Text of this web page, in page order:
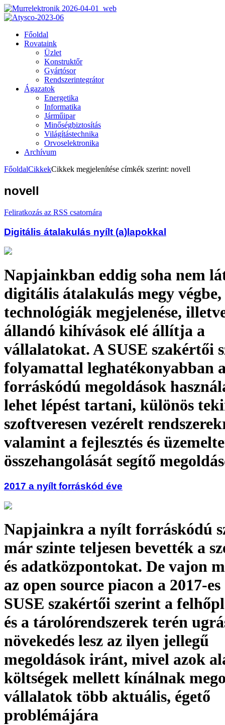
Főoldal
Rovataink
Üzlet
Konstruktőr
Gyártósor
Rendszerintegrátor
Ágazatok
Energetika
Informatika
Járműipar
Minőségbiztosítás
Világítástechnika
Orvoselektronika
Archívum
FőoldalCikkekCikkek megjelenítése címkék szerint: novell
novell
Feliratkozás az RSS csatornára
Digitális átalakulás nyílt (a)lapokkal
Napjainkban eddig soha nem
digitális átalakulás megy végbe,
technológiák megjelenése,
állandó kihívások elé állítja a
vállalatokat. A SUSE szakértői
folyamattal leghatékonyabban
forráskódú megoldások
lehet lépést tartani, különös
szoftveresen vezérelt
valamint a fejlesztés és
összehangolását segítő
2017 a nyílt forráskód éve
Napjainkra a nyílt forráskódú
már szinte teljesen bevették a
és adatközpontokat. De vajon
az open source piacon a 2017-
SUSE szakértői szerint a
és a tárolórendszerek terén
növekedés lesz az ilyen jellegű
megoldások iránt, mivel azok
költségek mellett kínálnak
vállalatok több aktuális, égető
problémájára